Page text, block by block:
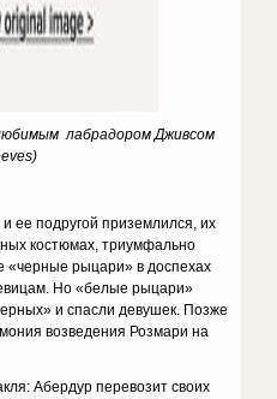
лабрадором Дживсом
ее подругой приземлился, их
костюмах, триум­фально
«черные рыцари» в доспехах
Но «белые рыцари»
и спасли девушек. Позже
возведения Розмари на
Абердур перевозит своих